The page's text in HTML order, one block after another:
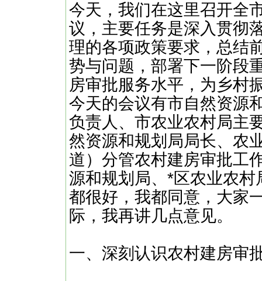
今天，我们在这里召开全
议，主要任务是深入贯彻
理的各项政策要求，总结
势与问题，部署下一阶段
房审批服务水平，为乡村
今天的会议有市自然资源
负责人、市农业农村局主
然资源和规划局局长、农
道）分管农村建房审批工
源和规划局、*区农业农
都很好，我都同意，大家
际，我再讲几点意见。
一、深刻认识农村建房审